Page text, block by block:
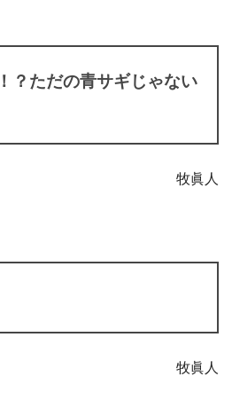
？ただの青サギじゃない
牧眞人
牧眞人